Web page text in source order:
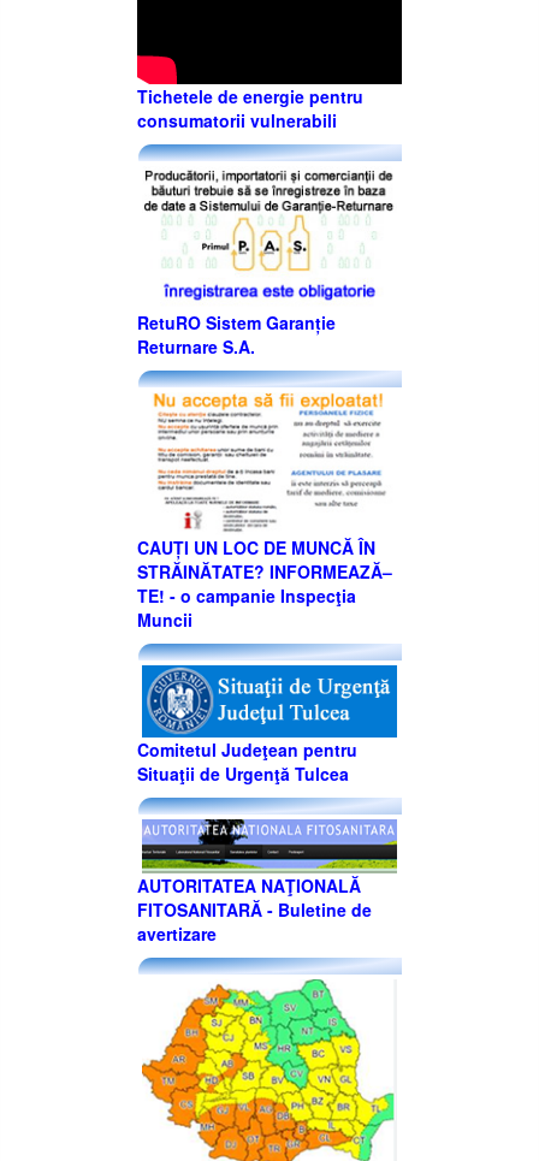
Tichetele de energie pentru
consumatorii vulnerabili
RetuRO Sistem Garanție
Returnare S.A.
CAUȚI UN LOC DE MUNCĂ ÎN
STRĂINĂTATE? INFORMEAZĂ–
TE! - o campanie Inspecţia
Muncii
Comitetul Judeţean pentru
Situaţii de Urgenţă Tulcea
AUTORITATEA NAŢIONALĂ
FITOSANITARĂ - Buletine de
avertizare